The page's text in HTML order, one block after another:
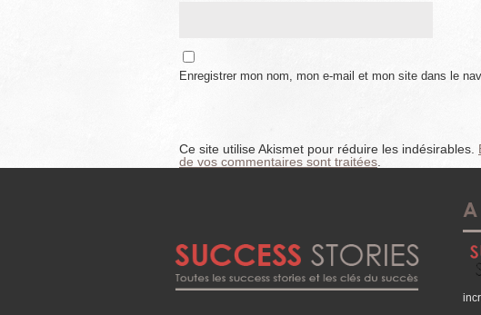
Enregistrer mon nom, mon e-mail et mon site dans le
Ce site utilise Akismet pour réduire les indésirables.
de vos commentaires sont traitées.
A